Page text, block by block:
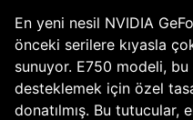
En yeni nesil NVIDIA
önceki serilere kıyasla
sunuyor. E750 modeli, bu
desteklemek için özel
donatılmış. Bu tutucular,